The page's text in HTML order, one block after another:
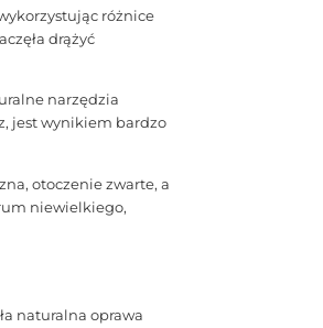
różnice
drążyć
narzędzia
jest wynikiem bardzo
otoczenie zwarte, a
niewielkiego,
naturalna oprawa